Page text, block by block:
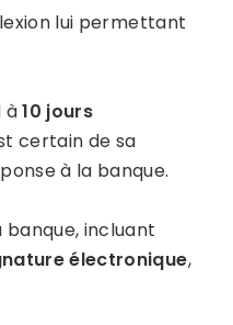
lui permettant
à10 jours
certain de sa
à la banque.
banque, incluant
électronique,